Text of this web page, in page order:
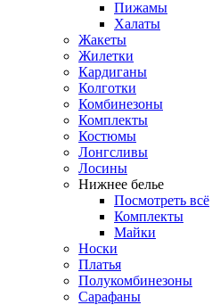
Пижамы
Халаты
Жакеты
Жилетки
Кардиганы
Колготки
Комбинезоны
Комплекты
Костюмы
Лонгсливы
Лосины
Нижнее белье
Посмотреть всё
Комплекты
Майки
Носки
Платья
Полукомбинезоны
Сарафаны